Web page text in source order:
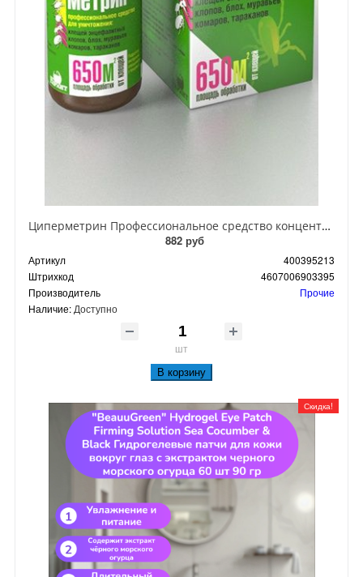
Циперметрин Профессиональное средство концентрат эмульсии 25% для уничтожения тараканов, мух,комаров, блох, клопов, муравьев, ос 50 мл
882 руб
Артикул
400395213
Штрихкод
4607006903395
Производитель
Прочие
Наличие: Доступно
шт
В корзину
Скидка!